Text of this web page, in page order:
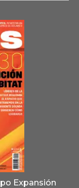
Expansión